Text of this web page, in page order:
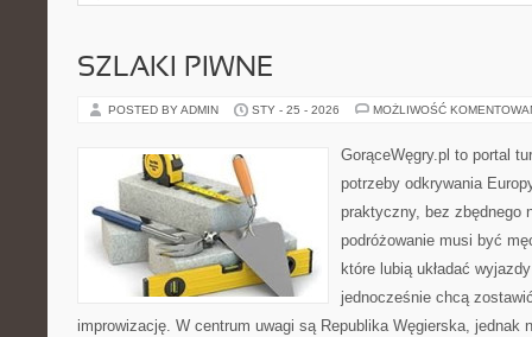
SZLAKI PIWNE
POSTED BY ADMIN STY - 25 - 2026 MOŻLIWOŚĆ
GorąceWęgry.pl to portal
potrzeby odkrywania
praktyczny, bez zbędnego
podróżowanie musi być
które lubią układać
jednocześnie chcą
improwizację. W centrum uwagi są Republika Węgierska, jednak